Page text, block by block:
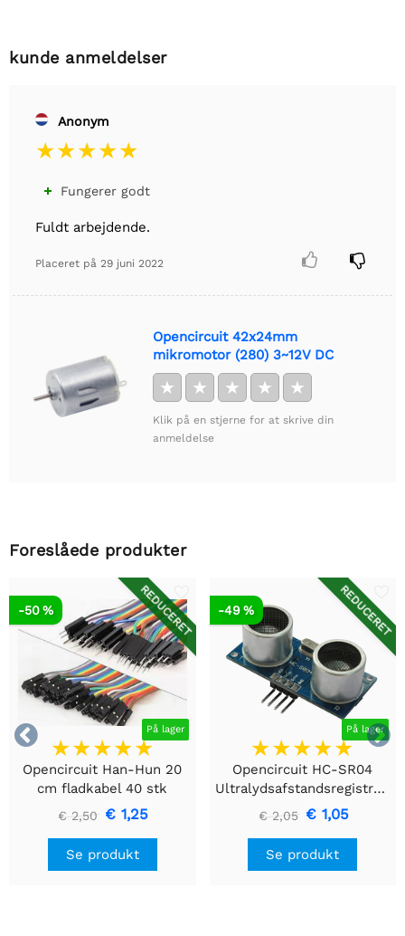
kunde anmeldelser
Anonym
 Fungerer godt
Fuldt arbejdende.
Placeret på 29 juni 2022  
Opencircuit 42x24mm
mikromotor (280) 3~12V DC
★ ★ ★ ★ ★
Klik på en stjerne for at skrive din
anmeldelse
Foreslåede produkter


REDUCERET
På lager
-50 %
Opencircuit Han-Hun 20
cm fladkabel 40 stk
€ 2,50 € 1,25
Se produkt
REDUCERET
På lager
-49 %
Opencircuit HC-SR04
Ultralydsafstandsregistreringsmodul
€ 2,05 € 1,05
Se produkt